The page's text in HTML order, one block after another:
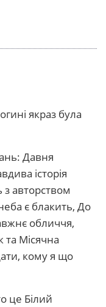
якраз була
Давня
історія
авторством
є блакить, До
обличчя,
Місячна
кому я що
це Білий